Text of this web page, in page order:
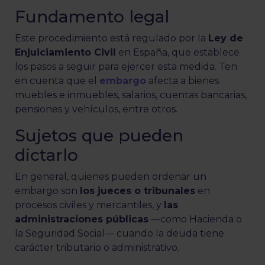
Fundamento legal
Este procedimiento está regulado por la Ley de
Enjuiciamiento Civil en España, que establece
los pasos a seguir para ejercer esta medida. Ten
en cuenta que el embargo afecta a bienes
muebles e inmuebles, salarios, cuentas bancarias,
pensiones y vehículos, entre otros.
Sujetos que pueden
dictarlo
En general, quienes pueden ordenar un
embargo son los jueces o tribunales en
procesos civiles y mercantiles, y las
administraciones públicas —como Hacienda o
la Seguridad Social— cuando la deuda tiene
carácter tributario o administrativo.